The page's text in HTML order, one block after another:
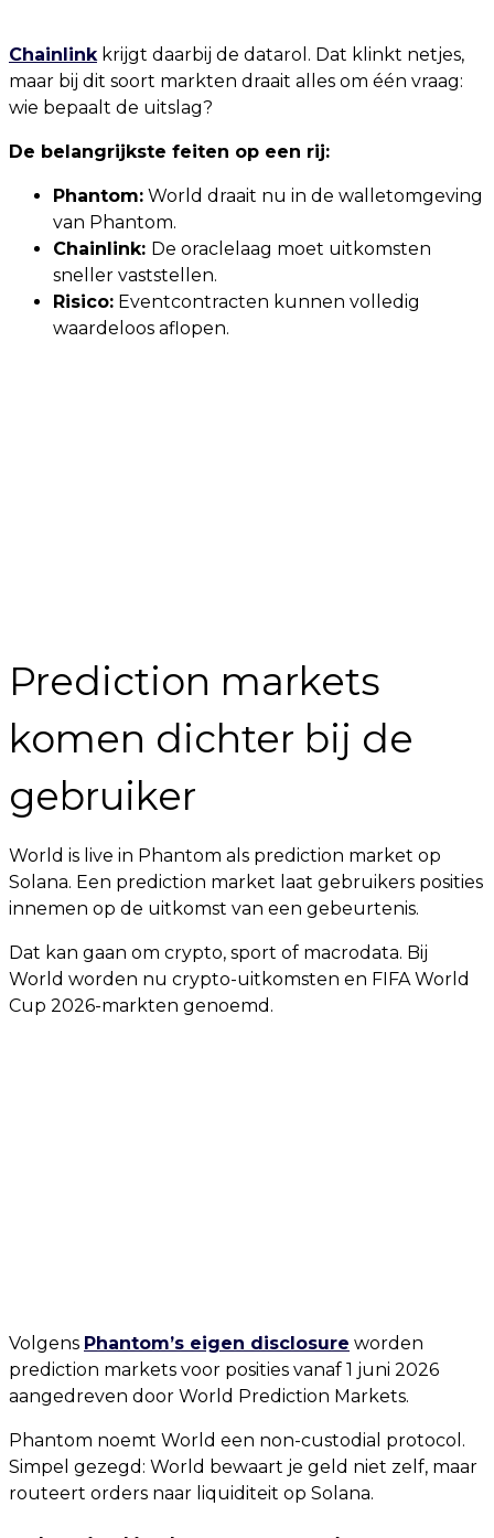
Chainlinkkrijgt daarbij de datarol. Dat klinkt netjes,
maar bij dit soort markten draait alles om één vraag:
wie bepaalt de uitslag?
De belangrijkste feiten op een rij:
Phantom: World draait nu in de walletomgeving
van Phantom.
Chainlink: De oraclelaag moet uitkomsten
sneller vaststellen.
Risico: Eventcontracten kunnen volledig
waardeloos aflopen.
Prediction markets
komen dichter bij de
gebruiker
World is live in Phantom als prediction market op
Solana. Een prediction market laat gebruikers posities
innemen op de uitkomst van een gebeurtenis.
Dat kan gaan om crypto, sport of macrodata. Bij
World worden nu crypto-uitkomsten en FIFA World
Cup 2026-markten genoemd.
Volgens Phantom’s eigen disclosure worden
prediction markets voor posities vanaf 1 juni 2026
aangedreven door World Prediction Markets.
Phantom noemt World een non-custodial protocol.
Simpel gezegd: World bewaart je geld niet zelf, maar
routeert orders naar liquiditeit op Solana.